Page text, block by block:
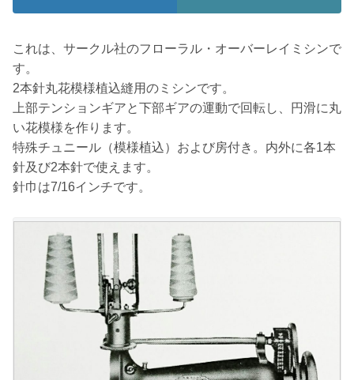
これは、サークル社のフローラル・オーバーレイミシンで
す。
2本針丸花模様植込縫用のミシンです。
上部テンションギアと下部ギアの運動で回転し、円滑に丸
い花模様を作ります。
特殊チュニール（模様植込）および房付き。内外に各1本
針及び2本針で使えます。
針巾は7/16インチです。